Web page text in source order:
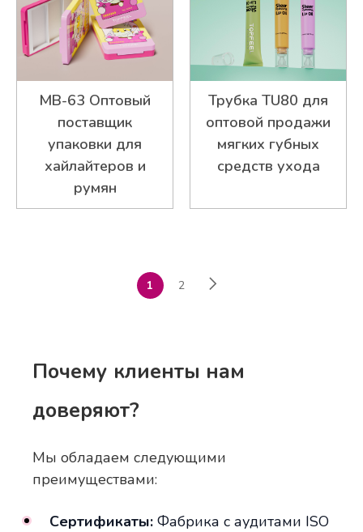
MB-63 Оптовый
поставщик
упаковки для
хайлайтеров и
румян
Трубка TU80 для
оптовой продажи
мягких губных
средств ухода
1 2
Почему клиенты нам
доверяют?
Мы обладаем следующими
преимуществами:
Сертификаты: Фабрика с аудитами ISO